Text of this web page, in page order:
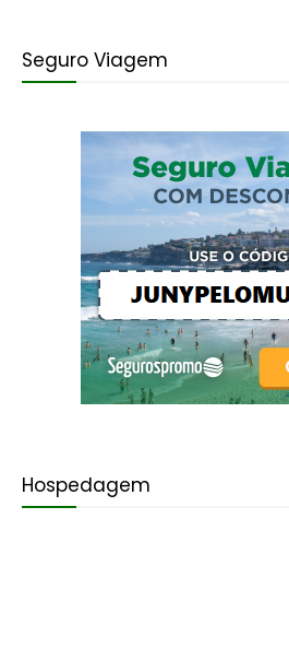
Seguro Viagem
Hospedagem